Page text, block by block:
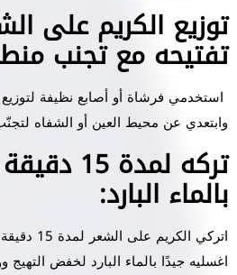
توزيع الكريم على
تفتيحه مع تجنب
استخدمي فرشاة أو أصابع نظيفة
وابتعدي عن محيط العين أو الشفاه
تركه
بالماء البارد:
اتركي
اغسليه جيدًا بالماء البارد لخفض التهيج